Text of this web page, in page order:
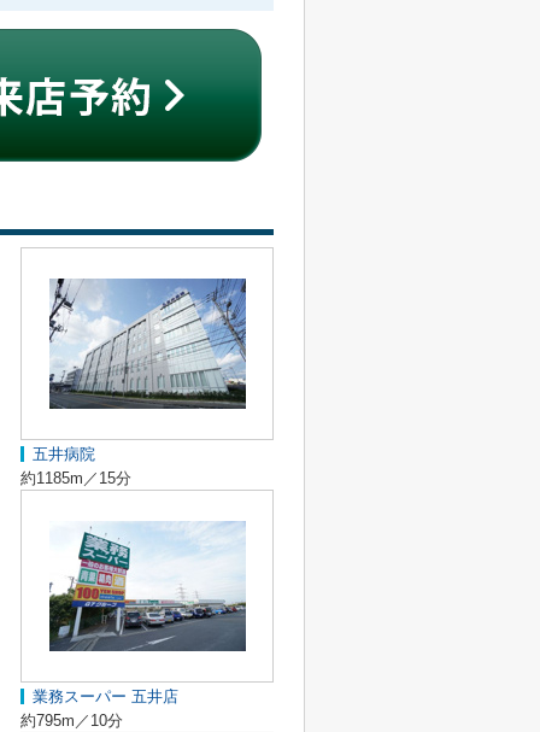
五井病院
約1185m／15分
業務スーパー 五井店
約795m／10分